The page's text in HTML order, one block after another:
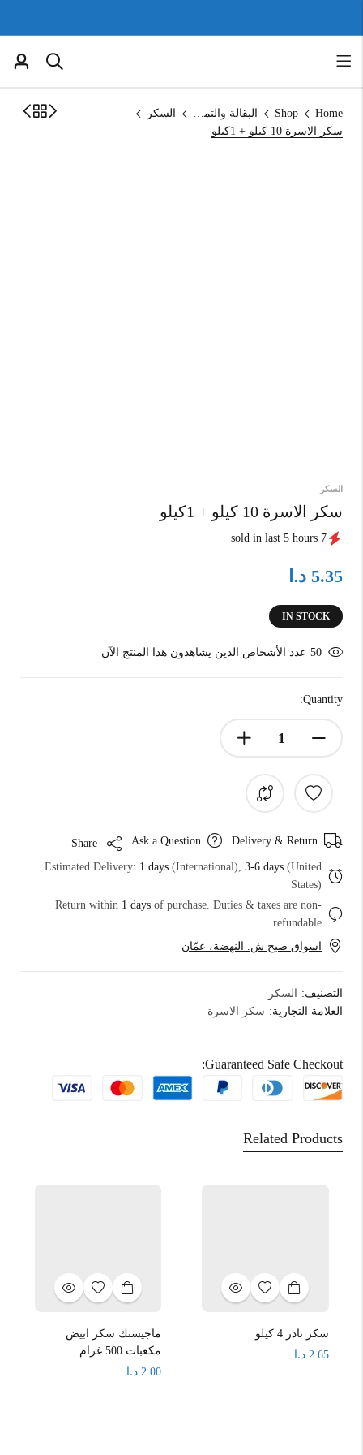
Home
Shop البقالة والتموين
السكر
سكر الاسرة 10 كيلو + 1كيلو
السكر
سكر الاسرة 10 كيلو + 1كيلو
7 sold in last 5 hours
5.35 د.ا
IN STOCK
50 عدد الأشخاص الذين يشاهدون هذا المنتج الآن
Quantity:
Delivery & Return
Ask a Question
Estimated Delivery: 1 days (International), 3-6 days (United
States)
Return within 1 days of purchase. Duties & taxes are non-
refundable.
اسواق صبح ش. النهضة، عمّان
التصنيف:
السكر
العلامة التجارية: سكر الاسرة
Guaranteed Safe Checkout:
Related Products
سكر نادر 4 كيلو
2.65 د.ا
ماجيستك سكر ابيض
مكعبات 500 غرام
2.00 د.ا